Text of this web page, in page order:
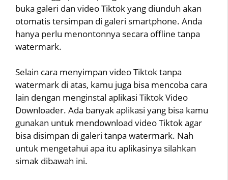
buka galeri dan video Tiktok yang diunduh akan
otomatis tersimpan di galeri smartphone. Anda
hanya perlu menontonnya secara offline tanpa
watermark.
Selain cara menyimpan video Tiktok tanpa
watermark di atas, kamu juga bisa mencoba cara
lain dengan menginstal aplikasi Tiktok Video
Downloader. Ada banyak aplikasi yang bisa kamu
gunakan untuk mendownload video Tiktok agar
bisa disimpan di galeri tanpa watermark. Nah
untuk mengetahui apa itu aplikasinya silahkan
simak dibawah ini.